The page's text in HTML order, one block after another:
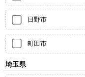
日野市
町田市
埼玉県